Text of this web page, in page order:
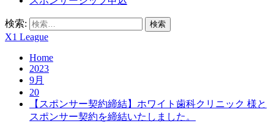
検索:
X1 League
Home
2023
9月
20
【スポンサー契約締結】ホワイト歯科クリニック 様と
スポンサー契約を締結いたしました。